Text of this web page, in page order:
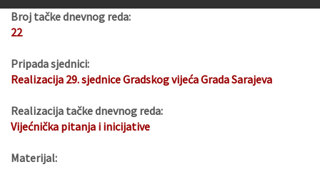
Broj tačke dnevnog reda:
22
Pripada sjednici:
Realizacija 29. sjednice Gradskog vijeća Grada Sarajeva
Realizacija tačke dnevnog reda:
Vijećnička pitanja i inicijative
Materijal: